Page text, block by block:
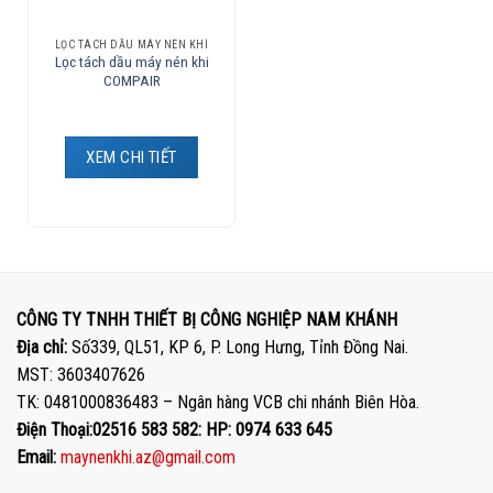
LỌC TÁCH DẦU MÁY NÉN KHÍ
Lọc tách dầu máy nén khi
COMPAIR
XEM CHI TIẾT
CÔNG TY TNHH THIẾT BỊ CÔNG NGHIỆP NAM KHÁNH
Địa chỉ: Số339, QL51, KP 6, P. Long Hưng, Tỉnh Đồng Nai.
MST: 3603407626
TK: 0481000836483 – Ngân hàng VCB chi nhánh Biên Hòa.
Điện Thoại:02516 583 582: HP: 0974 633 645
Email: maynenkhi.az@gmail.com